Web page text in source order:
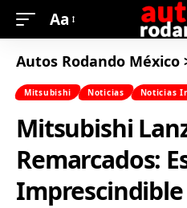
Aa
Autos Rodando México
Mitsubishi Noticias Noticias
Mitsubishi
Remarcados:
Imprescindible